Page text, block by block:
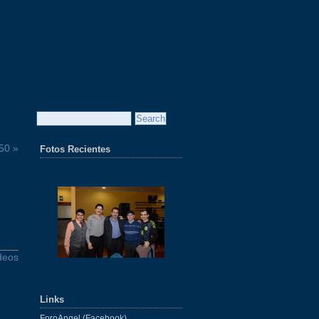
» Fotos Recientes
Links